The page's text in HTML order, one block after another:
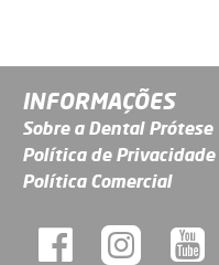
INFORMAÇÕES
Sobre a Dental Prótese
Política de Privacidade
Política Comercial